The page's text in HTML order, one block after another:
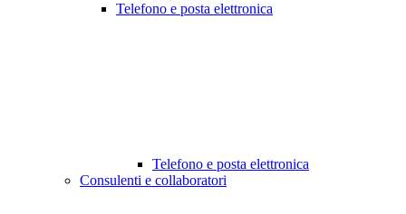
Telefono e posta elettronica
Telefono e posta elettronica
Consulenti e collaboratori